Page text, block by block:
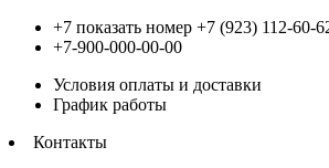
+7 показать номер +7 (923) 112-60-
+7-900-000-00-00
Условия оплаты и доставки
График работы
Контакты